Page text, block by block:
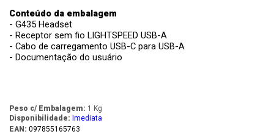
Conteúdo da embalagem
- G435 Headset
- Receptor sem fio LIGHTSPEED USB-A
- Cabo de carregamento USB-C para USB-A
- Documentação do usuário
Peso c/ Embalagem: 1 Kg
Disponibilidade: Imediata
EAN: 097855165763